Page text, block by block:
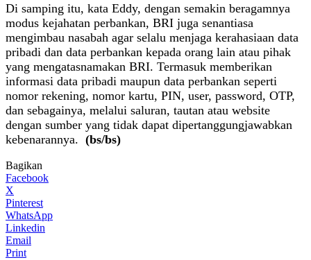
Di samping itu, kata Eddy, dengan semakin beragamnya
modus kejahatan perbankan, BRI juga senantiasa
mengimbau nasabah agar selalu menjaga kerahasiaan data
pribadi dan data perbankan kepada orang lain atau pihak
yang mengatasnamakan BRI. Termasuk memberikan
informasi data pribadi maupun data perbankan seperti
nomor rekening, nomor kartu, PIN, user, password, OTP,
dan sebagainya, melalui saluran, tautan atau website
dengan sumber yang tidak dapat dipertanggungjawabkan
kebenarannya. (bs/bs)
Bagikan
Facebook
X
Pinterest
WhatsApp
Linkedin
Email
Print